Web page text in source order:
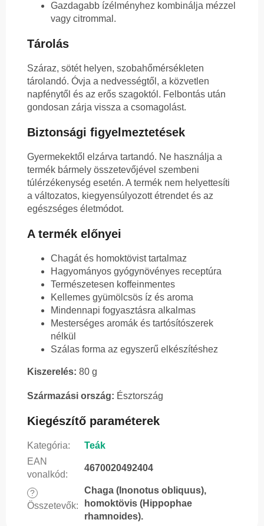
Gazdagabb ízélményhez kombinálja mézzel
vagy citrommal.
Tárolás
Száraz, sötét helyen, szobahőmérsékleten
tárolandó. Óvja a nedvességtől, a közvetlen
napfénytől és az erős szagoktól. Felbontás után
gondosan zárja vissza a csomagolást.
Biztonsági figyelmeztetések
Gyermekektől elzárva tartandó. Ne használja a
termék bármely összetevőjével szembeni
túlérzékenység esetén. A termék nem helyettesíti
a változatos, kiegyensúlyozott étrendet és az
egészséges életmódot.
A termék előnyei
Chagát és homoktövist tartalmaz
Hagyományos gyógynövényes receptúra
Természetesen koffeinmentes
Kellemes gyümölcsös íz és aroma
Mindennapi fogyasztásra alkalmas
Mesterséges aromák és tartósítószerek
nélkül
Szálas forma az egyszerű elkészítéshez
Kiszerelés: 80 g
Származási ország: Észtország
Kiegészítő paraméterek
Kategória:
Teák
EAN
vonalkód:
4670020492404
?
Összetevők:
Chaga (Inonotus obliquus),
homoktövis (Hippophae
rhamnoides).